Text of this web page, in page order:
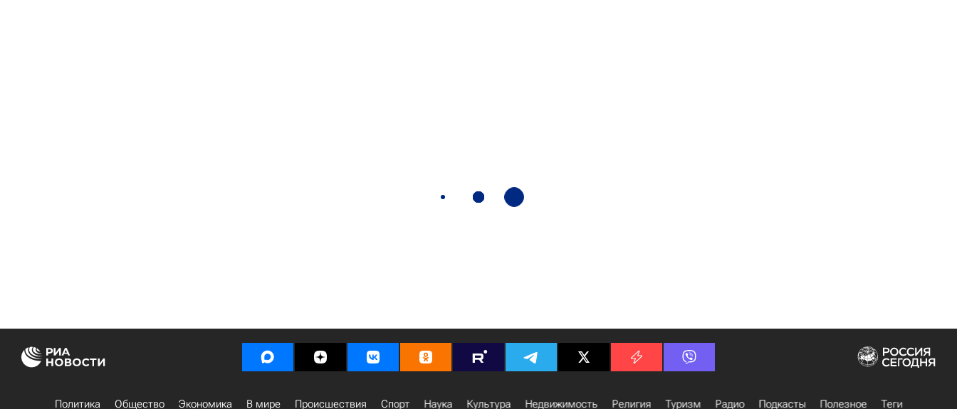
Политика Общество Экономика В мире Происшествия Спорт Наука Культура Недвижимость Религия Туризм Радио Подкасты Полезное Теги